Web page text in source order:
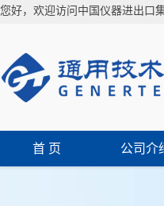
您好，欢迎访问中国仪器进出口
首 页 公司介